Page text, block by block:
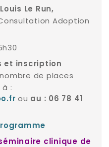
Le Run,
Adoption
et inscription
de places
:
ou au : 06 78 41
clinique de